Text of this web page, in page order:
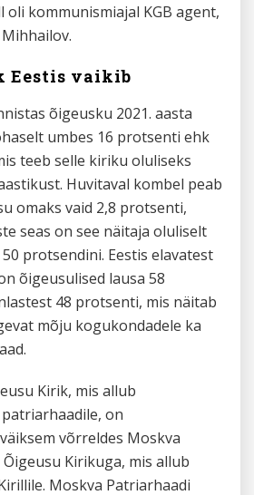
oli kommunismiajal KGB agent,
Eestis vaikib
õigeusku 2021. aasta
umbes 16 protsenti ehk
teeb selle kiriku oluliseks
Huvitaval kombel peab
omaks vaid 2,8 protsenti,
seas on see näitaja oluliselt
protsendini. Eestis elavatest
õigeusulised lausa 58
48 protsenti, mis näitab
mõju kogukondadele ka
Kirik, mis allub
on
võrreldes Moskva
Kirikuga, mis allub
Moskva Patriarhaadi